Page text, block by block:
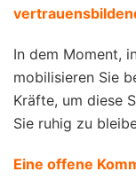
In dem Moment,
mobilisieren Sie
Kräfte, um diese
Sie ruhig zu
Eine offene